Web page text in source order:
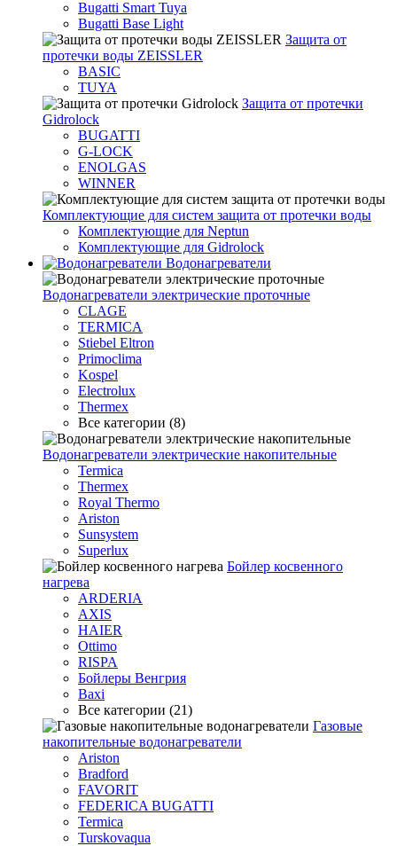
Bugatti Smart Tuya
Bugatti Base Light
Защита от
протечки воды ZEISSLER
BASIC
TUYA
Защита от протечки
Gidrolock
BUGATTI
G-LOCK
ENOLGAS
WINNER
Комплектующие для систем защита от протечки воды
Комплектующие для Neptun
Комплектующие для Gidrolock
Водонагреватели
Водонагреватeли электрические проточные
CLAGE
TERMICA
Stiebel Eltron
Primoclima
Kospel
Electrolux
Thermex
Все категории (8)
Водонагреватели электрические накопительные
Termica
Thermex
Royal Thermo
Ariston
Sunsystem
Superlux
Бойлер косвенного
нагрева
ARDERIA
AXIS
HAIER
Ottimo
RISPA
Бойлеры Венгрия
Baxi
Все категории (21)
Газовые
накопительные водонагреватели
Ariston
Bradford
FAVORIT
FEDERICA BUGATTI
Termica
Turskovaqua